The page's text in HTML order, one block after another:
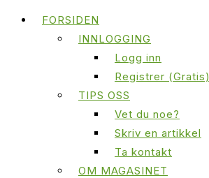
FORSIDEN
INNLOGGING
Logg inn
Registrer (Gratis)
TIPS OSS
Vet du noe?
Skriv en artikkel
Ta kontakt
OM MAGASINET